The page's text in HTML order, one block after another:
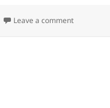
Leave a commenton Sous